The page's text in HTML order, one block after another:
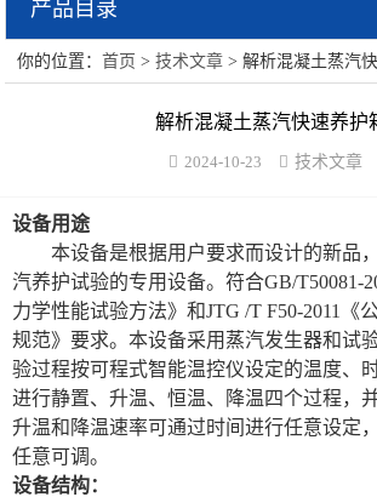
产品目录
水泥砂浆类试验仪器
混凝土类检测设备
防水卷材类试验仪器
陶瓷砖系列
土工类试验仪器
建筑节能类试验仪器
塑料管材检测试验机
你的位置：首页 >技术文章 > 解析混凝土蒸汽
解析混凝土蒸汽快速养护
2024-10-23 技术文章
设备用途
本设备是根据用户要求而设计的新品
汽养护试验的专用设备。符合GB/T50081-
力学性能试验方法》和JTG /T F50-2011《
规范》要求。本设备采用蒸汽发生器和试
验过程按可程式智能温控仪设定的温度、
进行静置、升温、恒温、降温四个过程，
升温和降温速率可通过时间进行任意设定
任意可调。
设备结构：